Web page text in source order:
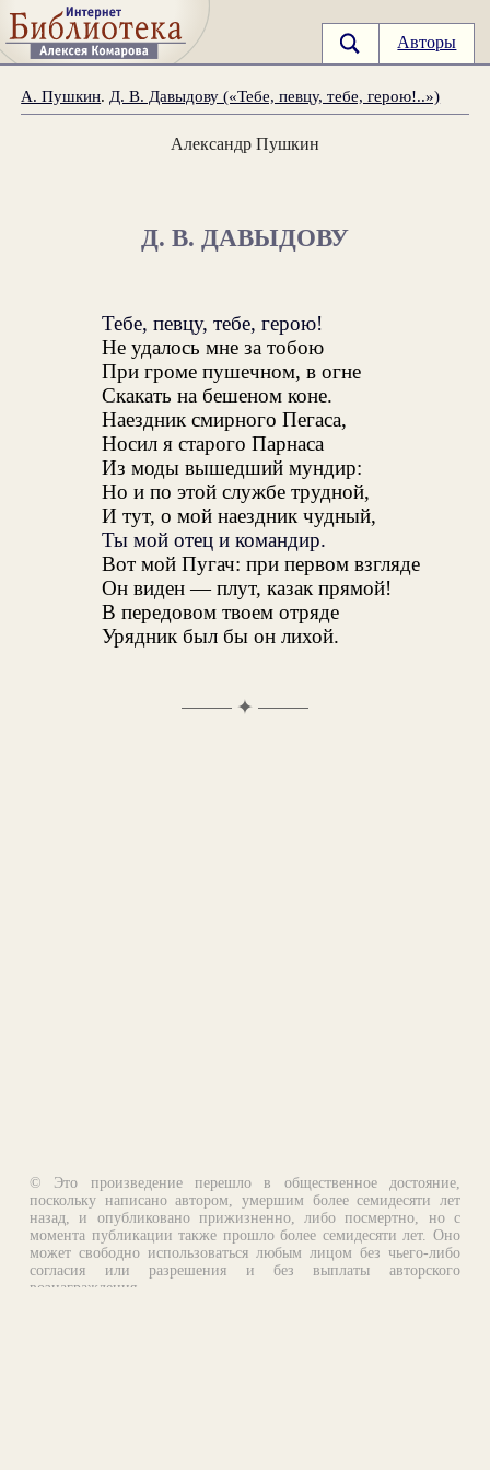
Авторы
А. Пушкин. Д. В. Давыдову («Тебе, певцу, тебе, герою!..»)
Александр Пушкин
Д. В. ДАВЫДОВУ
Тебе, певцу, тебе, герою!
Не удалось мне за тобою
При громе пушечном, в огне
Скакать на бешеном коне.
Наездник смирного Пегаса,
Носил я старого Парнаса
Из моды вышедший мундир:
Но и по этой службе трудной,
И тут, о мой наездник чудный,
Ты мой отец и командир.
Вот мой Пугач: при первом взгляде
Он виден — плут, казак прямой!
В передовом твоем отряде
Урядник был бы он лихой.
✦
© Это произведение перешло в общественное достояние,
поскольку написано автором, умершим более семидесяти лет
назад, и опубликовано прижизненно, либо посмертно, но с
момента публикации также прошло более семидесяти лет. Оно
может свободно использоваться любым лицом без чьего-либо
согласия или разрешения и без выплаты авторского
вознаграждения.